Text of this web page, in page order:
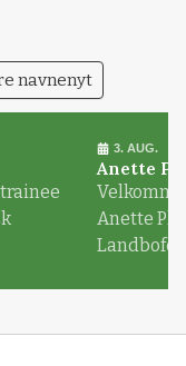
navnenyt
3. AUG.
Anette
Anette